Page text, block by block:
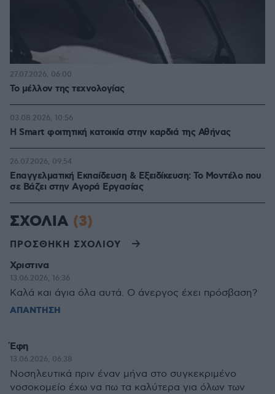
Το μέλλον της τεχνολογίας
27.07.2026, 06:00
Η Smart φοιτητική κατοικία στην καρδιά της Αθήνας
03.08.2026, 10:56
Επαγγελματική Εκπαίδευση & Εξειδίκευση: Το Mοντέλο που
σε Bάζει στην Aγορά Eργασίας
26.07.2026, 09:54
ΣΧΟΛΙΑ (3)
ΠΡΟΣΘΗΚΗ ΣΧΟΛΙΟΥ
Χριστινα
13.06.2026, 16:36
Καλά και άγια όλα αυτά. Ο άνεργος έχει πρόσβαση?
ΑΠΑΝΤΗΣΗ
Έφη
13.06.2026, 06:38
Νοσηλευτικά πριν έναν μήνα στο συγκεκριμένο
νοσοκομείο έχω να πω τα καλύτερα για όλων των